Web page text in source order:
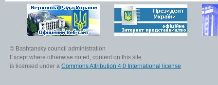
© Bashtansky council administration
Except where otherwise noted, content on this site
is licensed under a Commons Attribution 4.0 International license